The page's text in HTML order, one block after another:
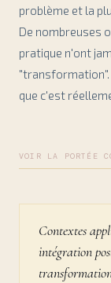
problème et la
De nombreuses
pratique n'ont
que c'est
VOIR LA PORTÉE
Contextes
intégration